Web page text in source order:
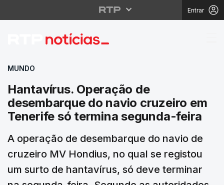
Entrar
Hantavírus.
MUNDO
Hantavírus. Operação de
desembarque do navio cruzeiro em
Tenerife só termina segunda-feira
A operação de desembarque do navio de
cruzeiro MV Hondius, no qual se registou
um surto de hantavírus, só deve terminar